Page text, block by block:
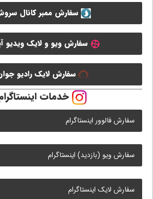
سفارش ممبر کانال
سفارش ویو و لایک ویدیو
سفارش لایک رادیو
خدمات
سفارش فالوور اینستاگرام
سفارش ویو (بازدید) اینستاگرام
سفارش لایک اینستاگرام